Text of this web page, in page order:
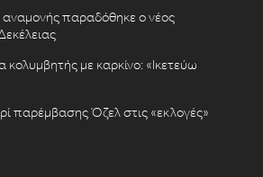
παραδόθηκε ο νέος
με καρκίνο: «Ικετεύω
παρέμβασης Όζελ στις «εκλογές»